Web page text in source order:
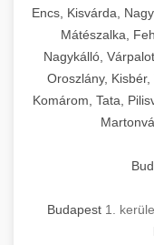
Encs, Kisvárda,
Mátészalka,
Nagykálló,
Oroszlány,
Komárom, Tata,
Budapest 1.